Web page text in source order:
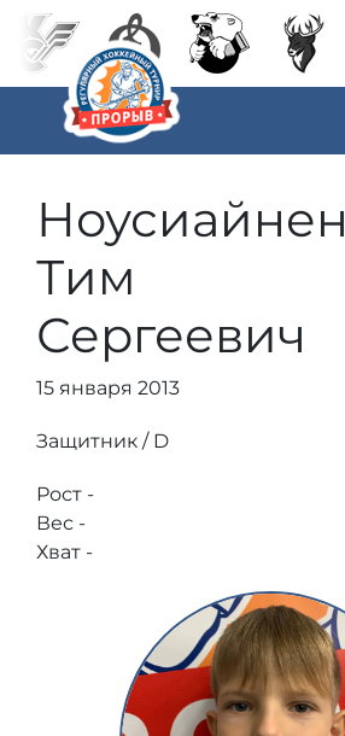
Ноусиайнен
Тим
Сергеевич
15 января 2013
Защитник / D
Рост -
Вес -
Хват -